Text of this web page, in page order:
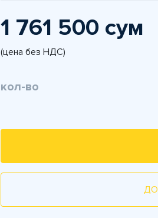
1 761 500 сум
(цена без НДС)
кол-во